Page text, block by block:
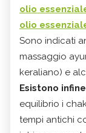
olio
olio
Sono indicati
massaggio
keraliano) e
Esistono
equilibrio i
tempi antichi